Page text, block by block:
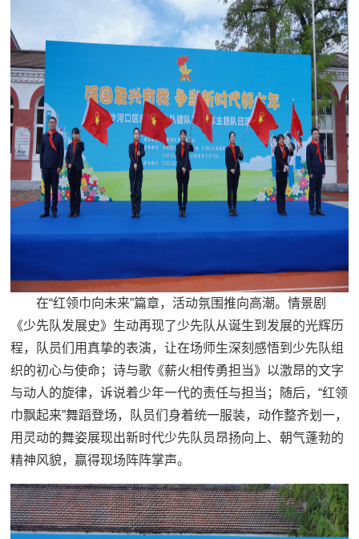
在“红领巾向未来”篇章，活动氛围推向高潮。情景剧
《少先队发展史》生动再现了少先队从诞生到发展的光辉历
程，队员们用真挚的表演，让在场师生深刻感悟到少先队组
织的初心与使命；诗与歌《薪火相传勇担当》以激昂的文字
与动人的旋律，诉说着少年一代的责任与担当；随后，“红领
巾飘起来”舞蹈登场，队员们身着统一服装，动作整齐划一，
用灵动的舞姿展现出新时代少先队员昂扬向上、朝气蓬勃的
精神风貌，赢得现场阵阵掌声。